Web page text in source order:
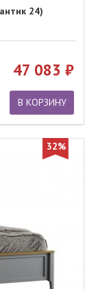
24)
47 083
В КОРЗИНУ
32%